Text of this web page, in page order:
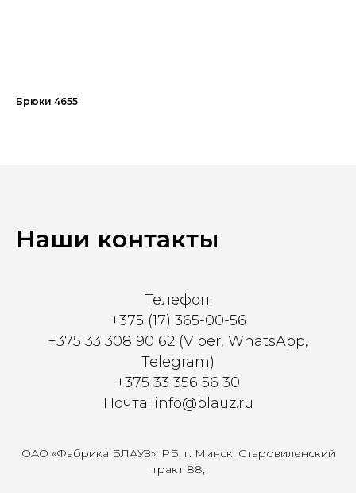
Брюки 4655
Наши контакты
Телефон:
+375 (17) 365-00-56
+375 33 308 90 62 (Viber, WhatsApp,
Telegram)
+375 33 356 56 30
Почта: info@blauz.ru
ОАО «Фабрика БЛАУЗ», РБ, г. Минск, Старовиленский
тракт 88,